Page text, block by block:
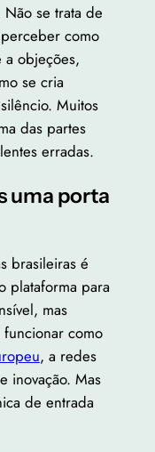
se trata de
como
a objeções,
se cria
Muitos
das partes
erradas.
uma porta
brasileiras é
plataforma para
mas
como
, a redes
inovação. Mas
de entrada